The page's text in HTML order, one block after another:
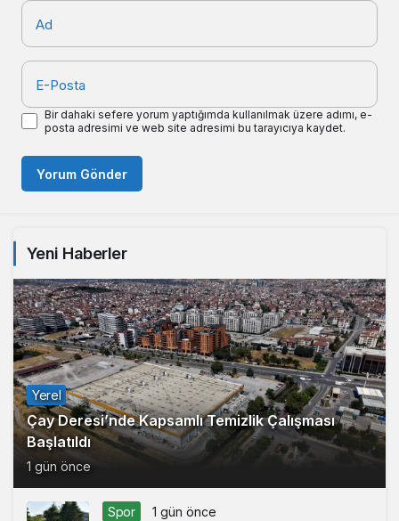
Ad
E-Posta
Bir dahaki sefere yorum yaptığımda kullanılmak üzere adımı, e-
posta adresimi ve web site adresimi bu tarayıcıya kaydet.
Yorum Gönder
Yeni Haberler
Yerel
Çay Deresi’nde Kapsamlı Temizlik Çalışması
Başlatıldı
1 gün önce
Spor 1 gün önce